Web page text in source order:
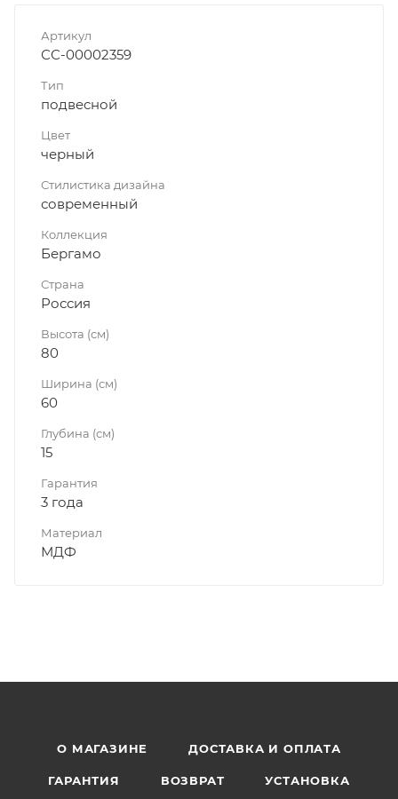
Артикул
СС-00002359
Тип
подвесной
Цвет
черный
Стилистика дизайна
современный
Коллекция
Бергамо
Страна
Россия
Высота (см)
80
Ширина (см)
60
Глубина (см)
15
Гарантия
3 года
Материал
МДФ
О МАГАЗИНЕ ДОСТАВКА И ОПЛАТА
ГАРАНТИЯ ВОЗВРАТ УСТАНОВКА